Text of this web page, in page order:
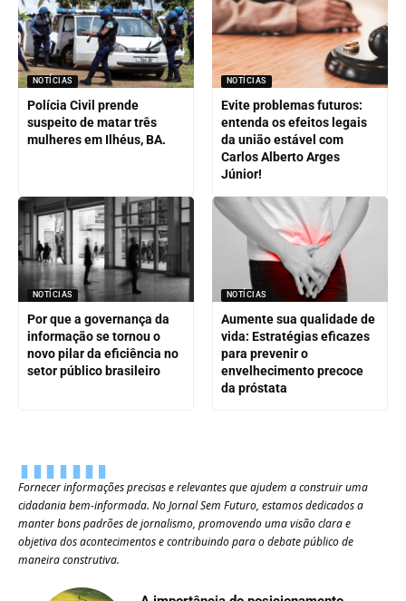
NOTÍCIAS
Polícia Civil prende
suspeito de matar três
mulheres em Ilhéus, BA.
NOTÍCIAS
Evite problemas futuros:
entenda os efeitos legais
da união estável com
Carlos Alberto Arges
Júnior!
NOTÍCIAS
Por que a governança da
informação se tornou o
novo pilar da eficiência no
setor público brasileiro
NOTÍCIAS
Aumente sua qualidade de
vida: Estratégias eficazes
para prevenir o
envelhecimento precoce
da próstata
Fornecer informações precisas e relevantes que ajudem a construir uma
cidadania bem-informada. No Jornal Sem Futuro, estamos dedicados a
manter bons padrões de jornalismo, promovendo uma visão clara e
objetiva dos acontecimentos e contribuindo para o debate público de
maneira construtiva.